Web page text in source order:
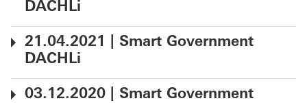
DACHLi
21.04.2021 | Smart Government
DACHLi
03.12.2020 | Smart Government